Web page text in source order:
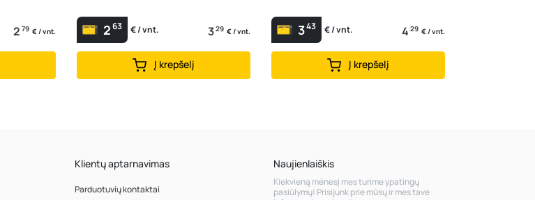
2 79 € / vnt. 263 € / vnt. 329 € / vnt.
Į krepšelį
343 € / vnt. 4 29 € / vnt.
Į krepšelį
Klientų aptarnavimas
Parduotuvių kontaktai
Naujienlaiškis
Kiekvieną mėnesį mes turime ypatingų
pasiūlymų! Prisijunk prie mūsų ir mes tave